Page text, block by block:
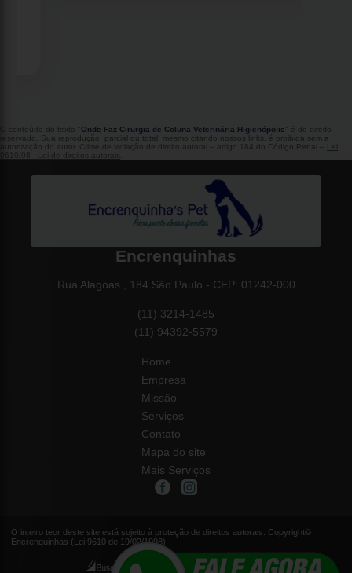
O conteúdo do texto " Onde Faz Cirurgia de Coluna Veterinária Higienópolis " é de direito
reservado. Sua reprodução, parcial ou total, mesmo citando nossos links, é proibida sem a
autorização do autor. Crime de violação de direito autoral – artigo 184 do Código Penal –
Lei
9610/98 - Lei de direitos autorais .
Encrenquinhas
Rua Alagoas , 184 São Paulo - CEP: 01242-000
(11) 3214-1485
(11) 94392-5579
Home
Empresa
Missão
Serviços
Contato
Mapa do site
Mais Serviços
O inteiro teor deste site está sujeito à proteção de direitos autorais. Copyright©
Encrenquinhas (Lei 9610 de 19/02/1998)